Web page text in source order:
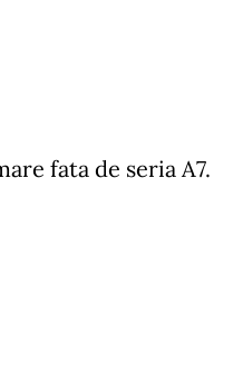
fata de seria A7.